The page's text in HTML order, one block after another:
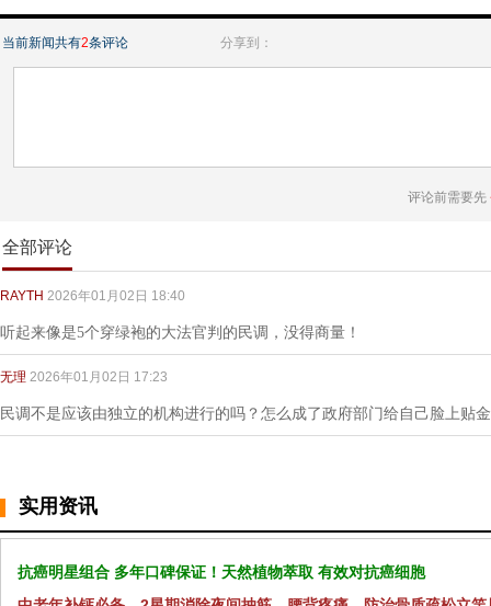
当前新闻共有2条评论 分享到：
评论前需要先
全部评论
RAYTH 2026年01月02日 18:40
听起来像是5个穿绿袍的大法官判的民调，没得商量！
无理 2026年01月02日 17:23
民调不是应该由独立的机构进行的吗？怎么成了政府部门给自己脸上贴
实用资讯
抗癌明星组合 多年口碑保证！天然植物萃取 有效对抗癌细胞